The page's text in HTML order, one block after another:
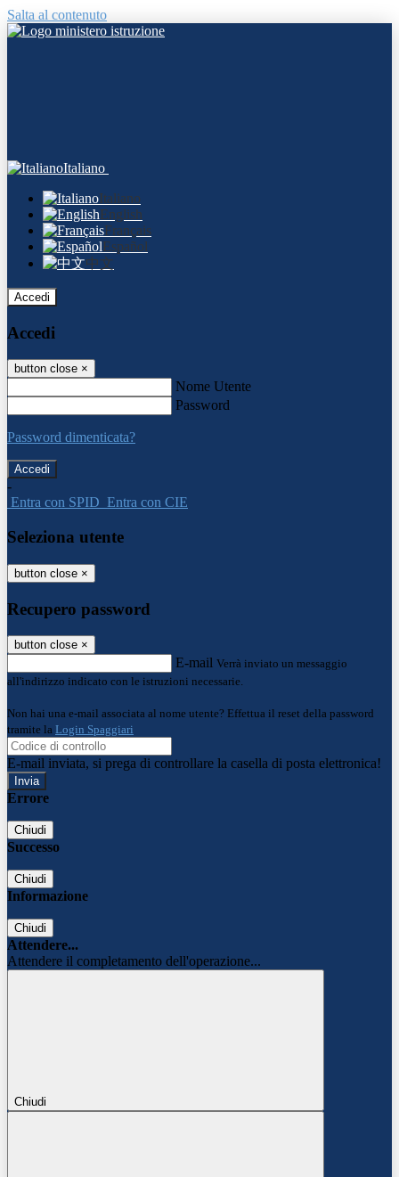
Salta al contenuto
Italiano
Italiano
English
Français
Español
中文
Accedi
Accedi
button close ×
Nome Utente
Password
Password dimenticata?
-
Entra con SPID Entra con CIE
Seleziona utente
button close ×
Recupero password
button close ×
E-mail Verrà inviato un messaggio
all'indirizzo indicato con le istruzioni necessarie.
Non hai una e-mail associata al nome utente? Effettua il reset della password
tramite la Login Spaggiari
E-mail inviata, si prega di controllare la casella di posta elettronica!
Errore
Chiudi
Successo
Chiudi
Informazione
Chiudi
Attendere...
Attendere il completamento dell'operazione...
Chiudi